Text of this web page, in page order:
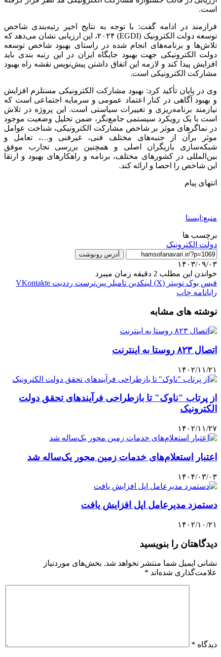
است.
فرازمند در ادامه گفت: با توجه به نتایج اخیر رتبه‌بندی شاخص
توسعه دولت الکترونیک (EGDI) ۲۰۲۴، این ارزیابی نشان می‌دهد که
تلاش‌ها و برنامه‌های انجام شده در راستای بهبود شاخص توسعه
دولت الکترونیکی جهت بهبود جایگاه ایران در این رتبه بندی باید
افزایش پیدا کند و لازمه این اتفاق داشتن پیش‌نویس نقشه راه بهبود
مشارکت الکترونیکی است.
وی در پایان تأکید کرد: بهبود مشارکت الکترونیکی مستلزم افزایش
و بهبود آگاهی در کنار اعتماد عمومی و سرمایه اجتماعی است که
نیازمند برنامه‌ریزی و تغییرات سیاستی است. این پروژه در تلاش
است با یک رویکرد سیستمی جامع‌نگر، ضمن تحلیل وضعیت موجود
در نماگرهای موثر بر شاخص مشارکت الکترونیکی، شناخت عوامل
موثر برآن از جنبه‌های مختلف فنی، غیرفنی و…، تعامل و
شبکه‌سازی بازیگران اصلی و همچنین بررسی تجارب موفق
بین‌المللی در کشورهای مختلف، برنامه و راهکارهای بهبود و ارتقا
این شاخص را احصا و ارائه کند.
انتهای پیام
منبع:ایسنا
برچسب ها
دولت الکترونیک
آدرس رونوشت
۱۴۰۳/۰۹/۰۳
خواندن این مطلب 2 دقیقه زمان میبرد
فیس بوک توییتر (X) لینکدین ‫تامبلر ‫پین‌ترست ‫رددیت ‫VKontakte
رایانامه چاپ
نوشته های مشابه
اتصال ۸۲۳ روستا به اینترنت
۱۴۰۲/۱۱/۲۱
از پرتاب "ناوک" تا بازطراحی فرآیندهای تحقق دولت
الکترونیک
۱۴۰۲/۱۱/۲۷
​اعتبار استعلام‌های خدمات زمین محور یک‌ساله شد
۱۴۰۴/۰۳/۰۳
دستمزد مدیرعامل اپل افزایش یافت
۱۴۰۲/۱۰/۲۱
دیدگاهتان را بنویسید
نشانی ایمیل شما منتشر نخواهد شد. بخش‌های موردنیاز
علامت‌گذاری شده‌اند *
دیدگاه *